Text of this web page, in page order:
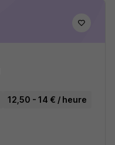
12,50 - 14 € / heure